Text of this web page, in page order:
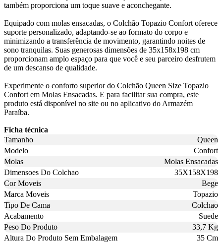
também proporciona um toque suave e aconchegante.
Equipado com molas ensacadas, o Colchão Topazio Confort oferece
suporte personalizado, adaptando-se ao formato do corpo e
minimizando a transferência de movimento, garantindo noites de
sono tranquilas. Suas generosas dimensões de 35x158x198 cm
proporcionam amplo espaço para que você e seu parceiro desfrutem
de um descanso de qualidade.
Experimente o conforto superior do Colchão Queen Size Topazio
Confort em Molas Ensacadas. E para facilitar sua compra, este
produto está disponível no site ou no aplicativo do Armazém
Paraíba.
Ficha técnica
Tamanho
Queen
Modelo
Confort
Molas
Molas Ensacadas
Dimensoes Do Colchao
35X158X198
Cor Moveis
Bege
Marca Moveis
Topazio
Tipo De Cama
Colchao
Acabamento
Suede
Peso Do Produto
33,7 Kg
Altura Do Produto Sem Embalagem
35 Cm